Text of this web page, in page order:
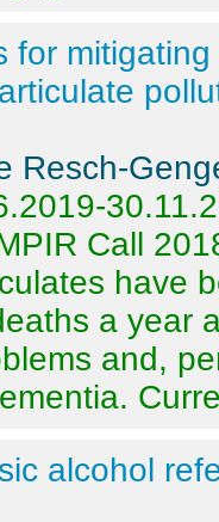
for
Resch-
Call
have
a year
and,
alcohol